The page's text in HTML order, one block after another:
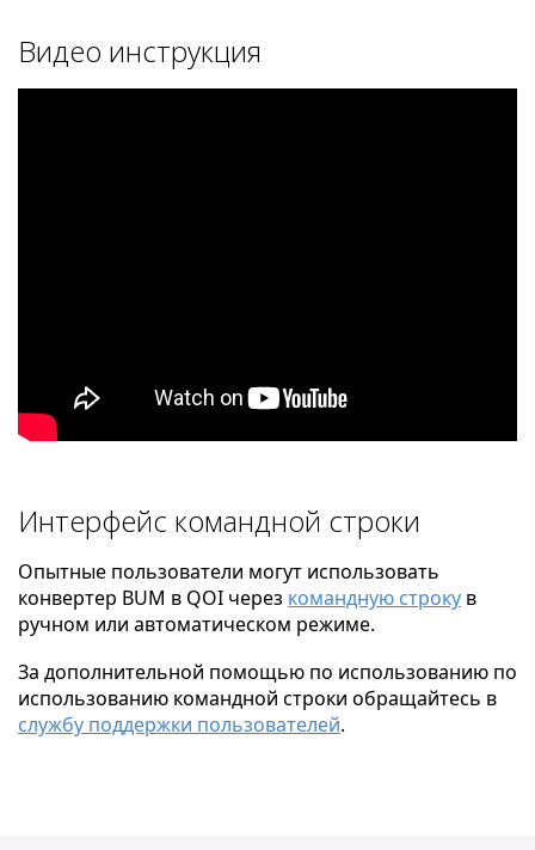
Видео инструкция
Интерфейс командной строки
Опытные пользователи могут использовать
конвертер BUM в QOI через командную строку в
ручном или автоматическом режиме.
За дополнительной помощью по использованию по
использованию командной строки обращайтесь в
службу поддержки пользователей.